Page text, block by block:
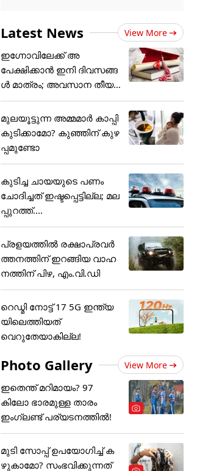
Latest News View More
ഇഗ്നോവിലേക്ക് അ
പേക്ഷിക്കാൻ ഇനി ദിവസങ്ങ
ൾ മാത്രം; അവസാന തീയ
തി
മുലയൂട്ടുന്ന അമ്മമാർ കാപ്പി
കുടിക്കാമോ? കുഞ്ഞിന് കുഴ
പ്പമുണ്ടോ
കുടിച്ച ചായയുടെ പണം
ചോദിച്ചത് ഇഷ്ടപ്പെട്ടില്ല; മല
പ്പുറത്ത്....
പ്രളയത്തിൽ രക്ഷാപ്രവർ
ത്തനത്തിന് ഇറങ്ങിയ വാഹ
നത്തിന് പിഴ, എം.വി.ഡി
റെഡ്മി നോട്ട് 17 5G ഇന്ത്യ
യിലെത്തിയത്
വെറുതേയാകില്ല!
Photo Gallery View More
ഇതെന്ത് മറിമായം? 97
കിലോ ഭാരമുള്ള താരം
ഇംഗ്ലണ്ട് പര്യടനത്തില്‍!
മുടി സോപ്പ് ഉപയോഗിച്ച് ക
ഴുകാമോ? സംഭവിക്കുന്നത്